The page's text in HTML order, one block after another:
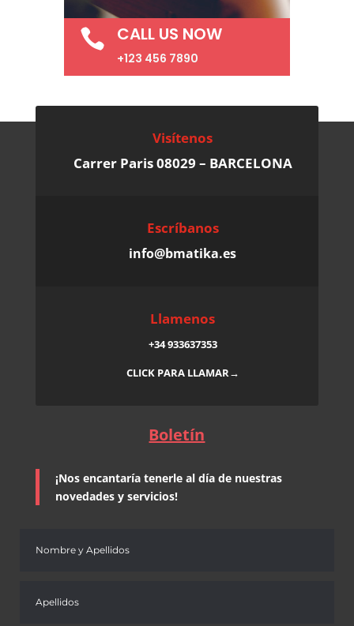
 CALL US NOW
+123 456 7890
Visítenos
Carrer Paris 08029 – BARCELONA
Escríbanos
info@bmatika.es
Llamenos
+34 933637353
CLICK PARA LLAMAR→
Boletín
¡Nos encantaría tenerle al día de nuestras
novedades y servicios!